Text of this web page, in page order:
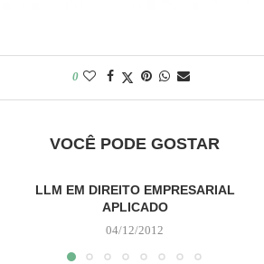
0
VOCÊ PODE GOSTAR
LLM EM DIREITO EMPRESARIAL
APLICADO
04/12/2012